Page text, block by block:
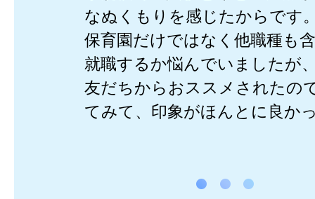
なぬくもりを感じたからです
保育園だけではなく他職種も
就職するか悩んでいましたが
友だちからおススメされたの
てみて、印象がほんとに良か